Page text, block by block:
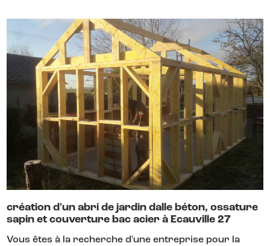
création d'un abri de jardin dalle béton, ossature
sapin et couverture bac acier à Ecauville 27
Vous êtes à la recherche d'une entreprise pour la